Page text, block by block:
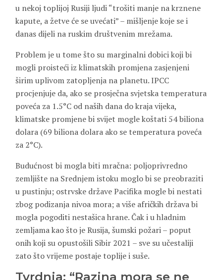
u nekoj toplijoj Rusiji ljudi “trošiti manje na krznene
kapute, a žetve će se uvećati” – mišljenje koje se i
danas dijeli na ruskim društvenim mrežama.
Problem je u tome što su marginalni dobici koji bi
mogli proisteći iz klimatskih promjena zasjenjeni
širim uplivom zatopljenja na planetu. IPCC
procjenjuje da, ako se prosječna svjetska temperatura
poveća za 1.5°C od naših dana do kraja vijeka,
klimatske promjene bi svijet mogle koštati 54 biliona
dolara (69 biliona dolara ako se temperatura poveća
za 2°C).
Budućnost bi mogla biti mračna: poljoprivredno
zemljište na Srednjem istoku moglo bi se preobraziti
u pustinju; ostrvske države Pacifika mogle bi nestati
zbog podizanja nivoa mora; a više afričkih država bi
mogla pogoditi nestašica hrane. Čak i u hladnim
zemljama kao što je Rusija, šumski požari – poput
onih koji su opustošili Sibir 2021 – sve su učestaliji
zato što vrijeme postaje toplije i suše.
Tvrdnja: “Razina mora se ne